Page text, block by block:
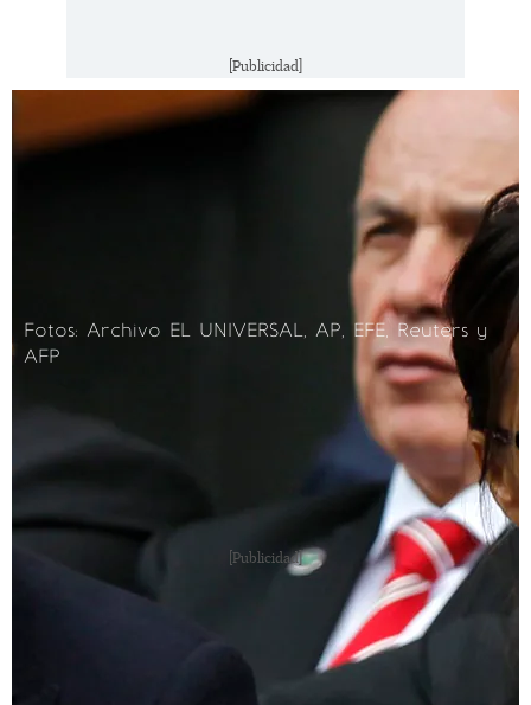
[Publicidad]
Fotos: Archivo EL UNIVERSAL, AP, EFE, Reuters y
AFP
[Publicidad]